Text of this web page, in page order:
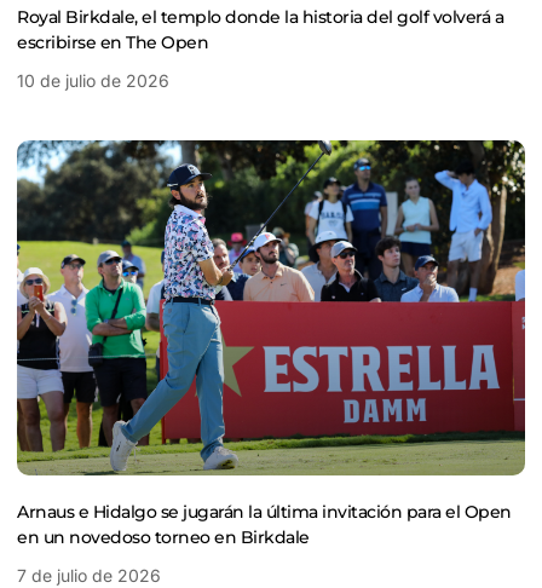
Royal Birkdale, el templo donde la historia del golf volverá a
escribirse en The Open
10 de julio de 2026
Arnaus e Hidalgo se jugarán la última invitación para el Open
en un novedoso torneo en Birkdale
7 de julio de 2026